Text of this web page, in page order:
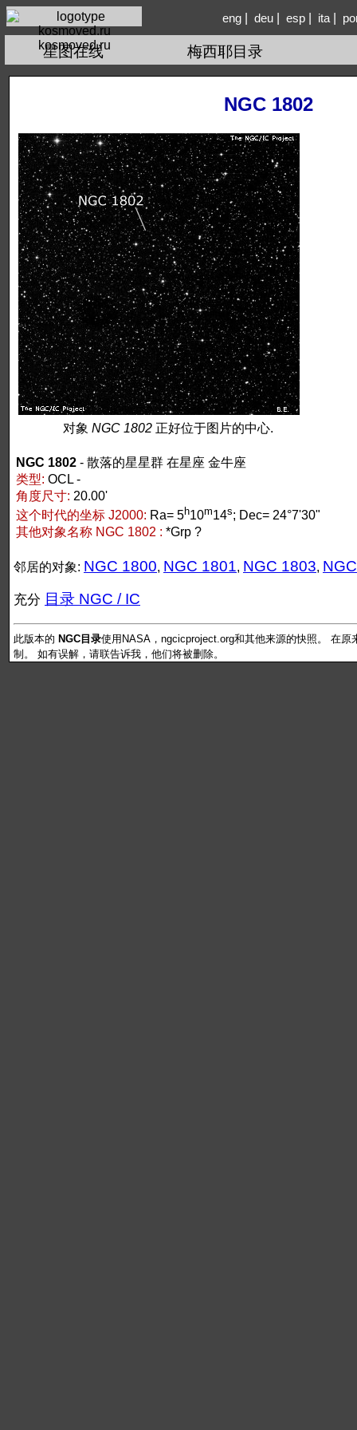
kosmoved.ru
eng| deu| esp| ita|
星图在线 梅西耶目录
NGC 1802
对象 NGC 1802 正好位于图片的中心.
NGC 1802 - 散落的星星群 在星座 金牛座
类型: OCL -
角度尺寸: 20.00'
这个时代的坐标 J2000: Ra= 5h10m14s; Dec= 24°7'30"
其他对象名称 NGC 1802 : *Grp ?
邻居的对象: NGC 1800, NGC 1801, NGC 1803,
充分 目录 NGC / IC
此版本的 NGC目录使用NASA，ngcicproject.org和其他来源的快照。 在原
制。 如有误解，请联告诉我，他们将被删除。